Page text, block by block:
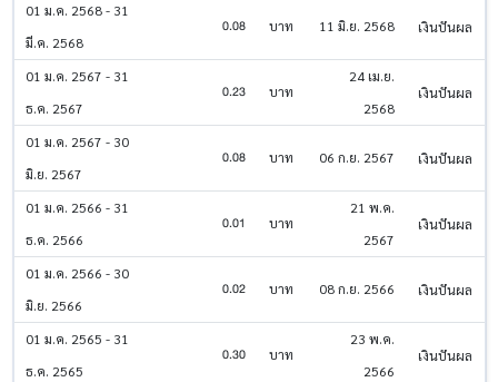
01 ม.ค. 2568 - 31
มี.ค. 2568
0.08 บาท 11 มิ.ย. 2568 เงินปันผล
01 ม.ค. 2567 - 31
ธ.ค. 2567
0.23 บาท
24 เม.ย.
2568
เงินปันผล
01 ม.ค. 2567 - 30
มิ.ย. 2567
0.08 บาท 06 ก.ย. 2567 เงินปันผล
01 ม.ค. 2566 - 31
ธ.ค. 2566
0.01 บาท
21 พ.ค.
2567
เงินปันผล
01 ม.ค. 2566 - 30
มิ.ย. 2566
0.02 บาท 08 ก.ย. 2566 เงินปันผล
01 ม.ค. 2565 - 31
ธ.ค. 2565
0.30 บาท
23 พ.ค.
2566
เงินปันผล